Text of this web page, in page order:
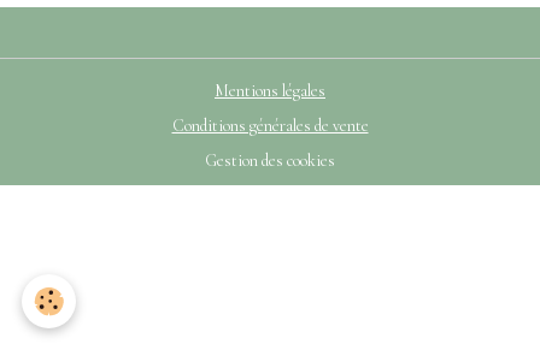
Mentions légales
Conditions générales de vente
Gestion des cookies